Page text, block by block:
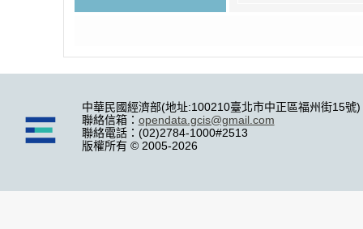
中華民國經濟部(地址:100210臺北市中正區福州街15號)
聯絡信箱： opendata.gcis@gmail.com
聯絡電話：(02)2784-1000#2513
版權所有 © 2005-2026